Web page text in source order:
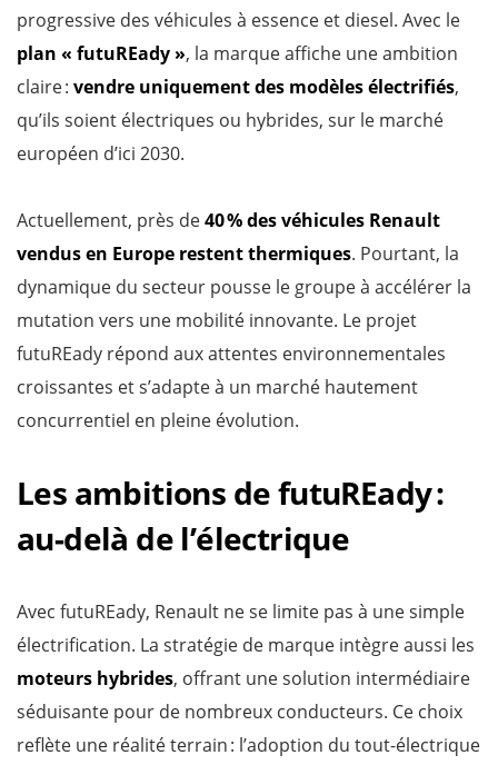
progressive des véhicules à essence et diesel. Avec le
plan « futuREady », la marque affiche une ambition
claire : vendre uniquement des modèles électrifiés,
qu’ils soient électriques ou hybrides, sur le marché
européen d’ici 2030.
Actuellement, près de40 %des véhicules Renault
vendus en Europe restent thermiques. Pourtant, la
dynamique du secteur pousse le groupe à accélérer la
mutation vers une mobilité innovante. Le projet
futuREady répond aux attentes environnementales
croissantes et s’adapte à un marché hautement
concurrentiel en pleine évolution.
Les ambitions de futuREady :
au-delà de l’électrique
Avec futuREady, Renault ne se limite pas à une simple
électrification. La stratégie de marque intègre aussi les
moteurs hybrides, offrant une solution intermédiaire
séduisante pour de nombreux conducteurs. Ce choix
reflète une réalité terrain : l’adoption du tout-électrique